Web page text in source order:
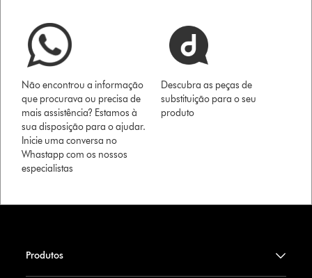
Não encontrou a informação
que procurava ou precisa de
mais assistência? Estamos à
sua disposição para o ajudar.
Inicie uma conversa no
Whastapp com os nossos
especialistas
Descubra as peças de
substituição para o seu
produto
Produtos